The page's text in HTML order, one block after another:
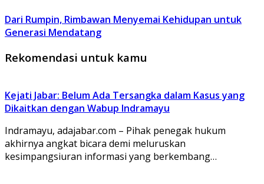
Dari Rumpin, Rimbawan Menyemai Kehidupan untuk
Generasi Mendatang
Rekomendasi untuk kamu
Kejati Jabar: Belum Ada Tersangka dalam Kasus yang
Dikaitkan dengan Wabup Indramayu
Indramayu, adajabar.com – Pihak penegak hukum
akhirnya angkat bicara demi meluruskan
kesimpangsiuran informasi yang berkembang…